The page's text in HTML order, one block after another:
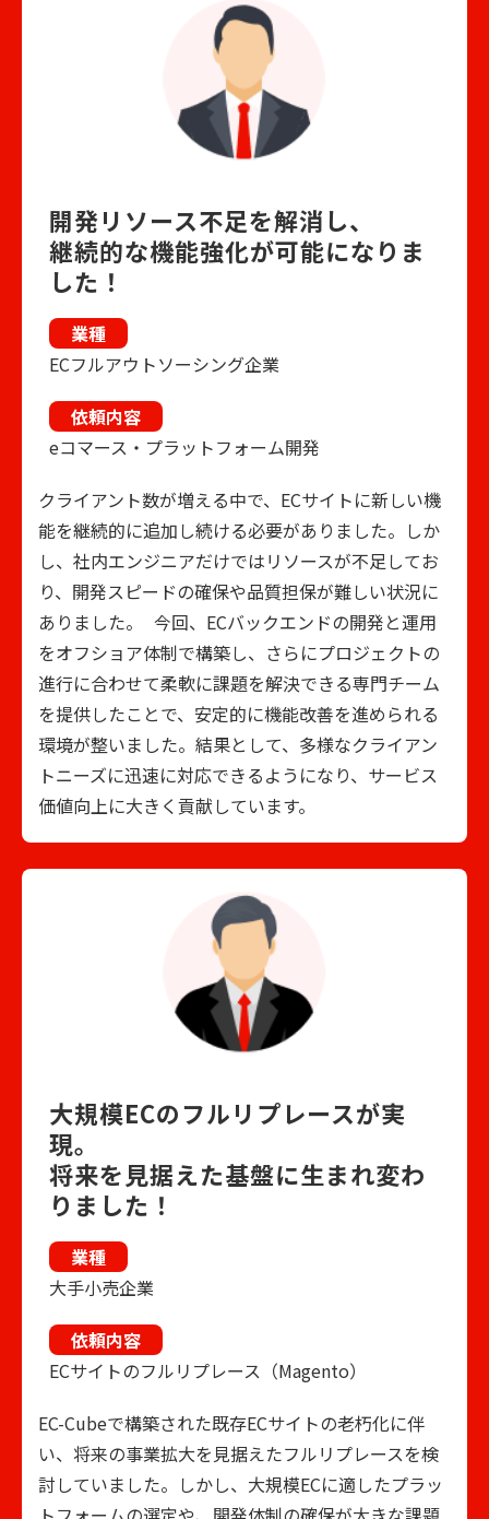
開発リソース不足を解消し、
継続的な機能強化が可能になりま
した！
業種
ECフルアウトソーシング企業
依頼内容
eコマース・プラットフォーム開発
クライアント数が増える中で、ECサイトに新しい機
能を継続的に追加し続ける必要がありました。しか
し、社内エンジニアだけではリソースが不足してお
り、開発スピードの確保や品質担保が難しい状況に
ありました。 今回、ECバックエンドの開発と運用
をオフショア体制で構築し、さらにプロジェクトの
進行に合わせて柔軟に課題を解決できる専門チーム
を提供したことで、安定的に機能改善を進められる
環境が整いました。結果として、多様なクライアン
トニーズに迅速に対応できるようになり、サービス
価値向上に大きく貢献しています。
大規模ECのフルリプレースが実
現。
将来を見据えた基盤に生まれ変わ
りました！
業種
大手小売企業
依頼内容
ECサイトのフルリプレース（Magento）
EC-Cubeで構築された既存ECサイトの老朽化に伴
い、将来の事業拡大を見据えたフルリプレースを検
討していました。しかし、大規模ECに適したプラッ